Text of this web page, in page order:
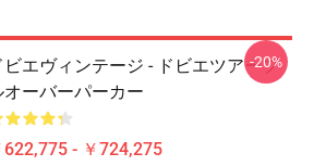
ビエヴィンテージ - ドビエツアープ
オーバーパーカー
622,775 - ￥724,275
-20%